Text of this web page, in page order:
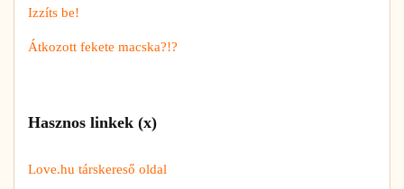
Izzíts be!
Átkozott fekete macska?!?
Hasznos linkek (x)
Love.hu társkereső oldal